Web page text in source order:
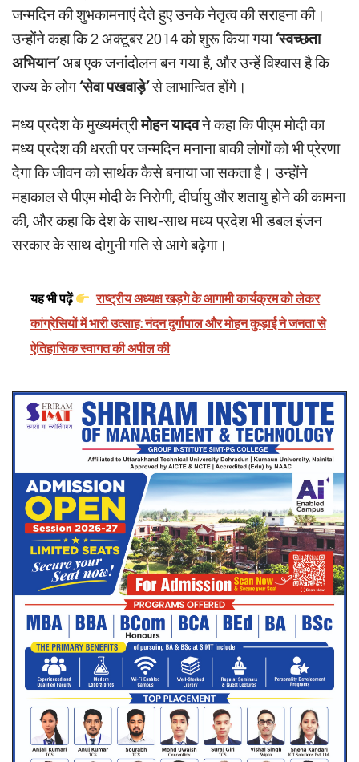
जन्मदिन की शुभकामनाएं देते हुए उनके नेतृत्व की सराहना की।
उन्होंने कहा कि 2 अक्टूबर 2014 को शुरू किया गया‘स्वच्छता
अभियान’ अब एक जनांदोलन बन गया है, और उन्हें विश्वास है कि
राज्य के लोग ‘सेवा पखवाड़े’से लाभान्वित होंगे।
मध्य प्रदेश के मुख्यमंत्रीमोहन यादवने कहा कि पीएम मोदी का
मध्य प्रदेश की धरती पर जन्मदिन मनाना बाकी लोगों को भी प्रेरणा
देगा कि जीवन को सार्थक कैसे बनाया जा सकता है। उन्होंने
महाकाल से पीएम मोदी के निरोगी, दीर्घायु और शतायु होने की कामना
की, और कहा कि देश के साथ-साथ मध्य प्रदेश भी डबल इंजन
सरकार के साथ दोगुनी गति से आगे बढ़ेगा।
यह भी पढ़ें
राष्ट्रीय अध्यक्ष खड़गे के आगामी कार्यक्रम को लेकर
कांग्रेसियों में भारी उत्साह: नंदन दुर्गापाल और मोहन कुड़ाई ने जनता से
ऐतिहासिक स्वागत की अपील की